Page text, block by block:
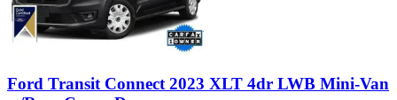
Ford Transit Connect 2023 XLT 4dr LWB Mini-Van